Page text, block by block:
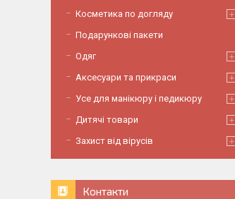
Косметика по догляду
Подарункові пакети
Одяг
Аксесуари та прикраси
Усе для манікюру і педикюру
Дитячі товари
Захист від вірусів
Контакти